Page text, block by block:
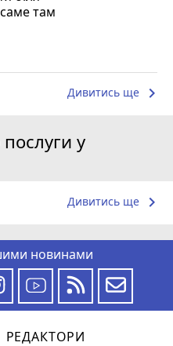
там
Дивитись ще keyboard_arrow_right
у
Дивитись ще keyboard_arrow_right
новинами
РЕДАКТОРИ